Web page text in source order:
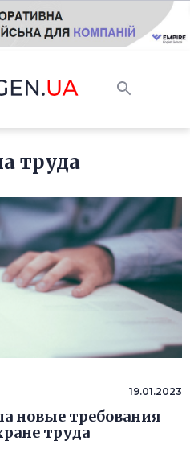
труда
19.01.2023
новые требования
труда